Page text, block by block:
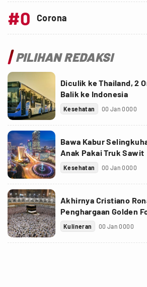
#0 Corona
PILIHAN REDAKSI
Diculik ke Thailand, 2
Balik ke Indonesia
Kesehatan 00 Jan 0000
Bawa Kabur
Anak Pakai Truk Sawit
Kesehatan 00 Jan 0000
Akhirnya Cristiano
Penghargaan Golden
Kulineran 00 Jan 0000